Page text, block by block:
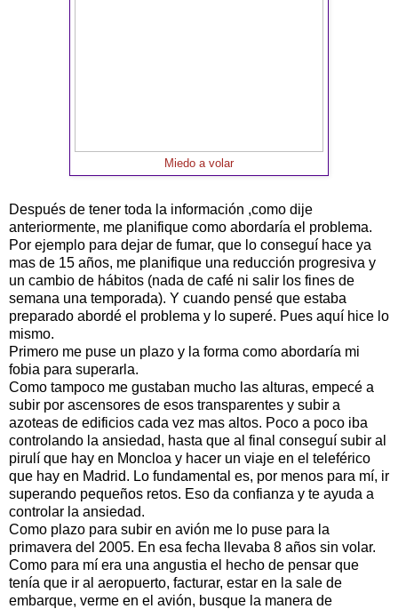
Miedo a volar
Después de tener toda la información ,como dije
anteriormente, me planifique como abordaría el problema.
Por ejemplo para dejar de fumar, que lo conseguí hace ya
mas de 15 años, me planifique una reducción progresiva y
un cambio de hábitos (nada de café ni salir los fines de
semana una temporada). Y cuando pensé que estaba
preparado abordé el problema y lo superé. Pues aquí hice lo
mismo.
Primero me puse un plazo y la forma como abordaría mi
fobia para superarla.
Como tampoco me gustaban mucho las alturas, empecé a
subir por ascensores de esos transparentes y subir a
azoteas de edificios cada vez mas altos. Poco a poco iba
controlando la ansiedad, hasta que al final conseguí subir al
pirulí que hay en Moncloa y hacer un viaje en el teleférico
que hay en Madrid. Lo fundamental es, por menos para mí, ir
superando pequeños retos. Eso da confianza y te ayuda a
controlar la ansiedad.
Como plazo para subir en avión me lo puse para la
primavera del 2005. En esa fecha llevaba 8 años sin volar.
Como para mí era una angustia el hecho de pensar que
tenía que ir al aeropuerto, facturar, estar en la sale de
embarque, verme en el avión, busque la manera de